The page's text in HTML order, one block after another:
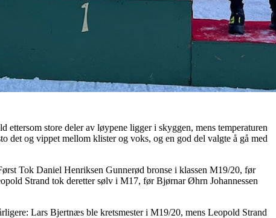
ettersom store deler av løypene ligger i skyggen, mens temperaturen
det og vippet mellom klister og voks, og en god del valgte å gå med
Tok Daniel Henriksen Gunnerød bronse i klassen M19/20, før
Strand tok deretter sølv i M17, før Bjørnar Øhrn Johannessen
Lars Bjertnæs ble kretsmester i M19/20, mens Leopold Strand